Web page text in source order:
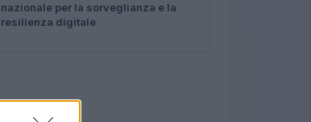
nazionale per la sorveglianza e la
resilienza digitale